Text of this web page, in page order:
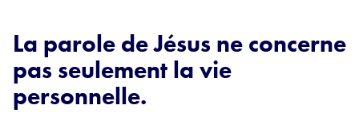
La parole de Jésus ne concerne
pas seulement la vie
personnelle.